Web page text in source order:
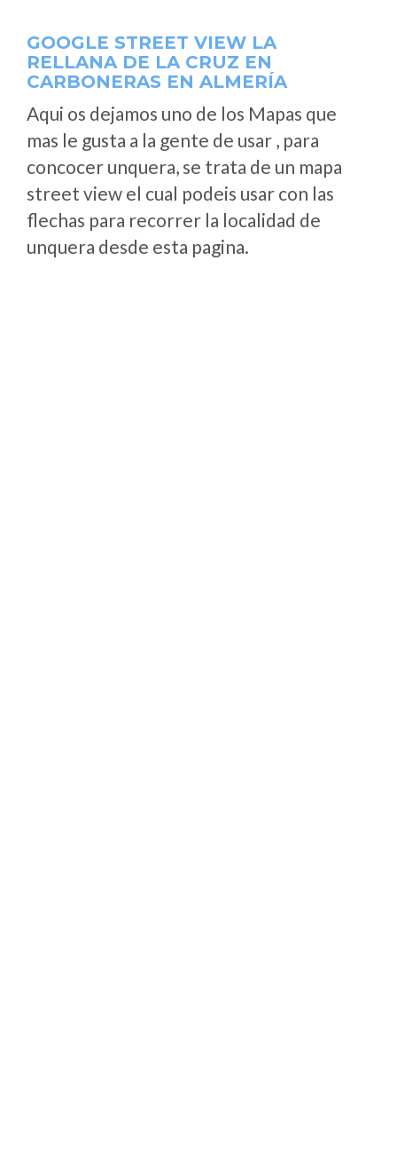
GOOGLE STREET VIEW LA
RELLANA DE LA CRUZ EN
CARBONERAS EN ALMERÍA
Aqui os dejamos uno de los Mapas que
mas le gusta a la gente de usar , para
concocer unquera, se trata de un mapa
street view el cual podeis usar con las
flechas para recorrer la localidad de
unquera desde esta pagina.